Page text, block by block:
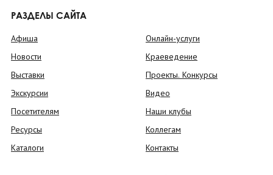
РАЗДЕЛЫ САЙТА
Афиша
Новости
Выставки
Экскурсии
Посетителям
Ресурсы
Каталоги
Онлайн-услуги
Краеведение
Проекты. Конкурсы
Видео
Наши клубы
Коллегам
Контакты